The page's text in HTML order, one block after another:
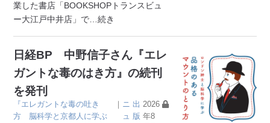
業した書店「BOOKSHOPトランスビュ
ー大江戸中井店」で …続き
日経BP 中野信子さん『エレ
ガントな毒のはき方』の続刊
を発刊
『エレガントな毒の吐き
方 脳科学と京都人に学ぶ
｜ ニ
ュ
出
版
2026
年8